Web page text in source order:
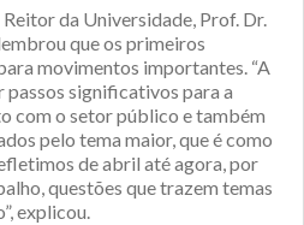
da Universidade, Prof. Dr.
que os primeiros
movimentos importantes. “A
passos significativos para a
com o setor público e também
pelo tema maior, que é como
de abril até agora, por
questões que trazem temas
explicou.